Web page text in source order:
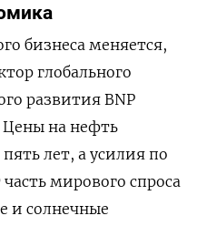
бизнеса меняется,
глобального
развития BNP
Цены на нефть
лет, а усилия по
мирового спроса
и солнечные